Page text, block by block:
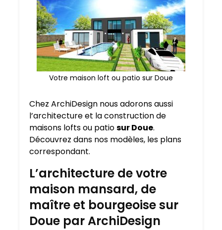
Votre maison loft ou patio sur Doue
Chez ArchiDesign nous adorons aussi
l’architecture et la construction de
maisons lofts ou patiosur Doue.
Découvrez dans nos modèles, les plans
correspondant.
L’architecture de votre
maison mansard, de
maître et bourgeoise sur
Doue par ArchiDesign